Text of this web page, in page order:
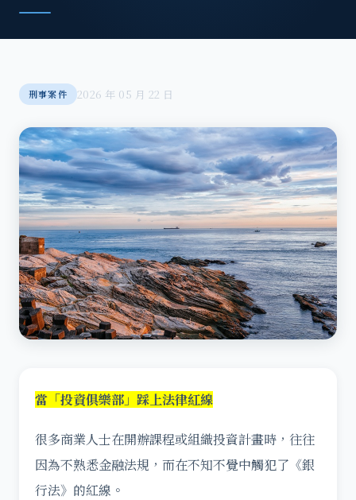
刑事案件 2026 年 05 月 22 日
當「投資俱樂部」踩上法律紅線
很多商業人士在開辦課程或組織投資計畫時，往往
因為不熟悉金融法規，而在不知不覺中觸犯了《銀
行法》的紅線。